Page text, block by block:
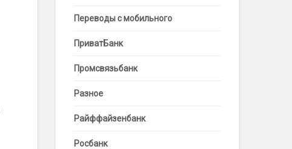
Переводы с мобильного
ПриватБанк
Промсвязьбанк
Разное
Райффайзенбанк
Росбанк